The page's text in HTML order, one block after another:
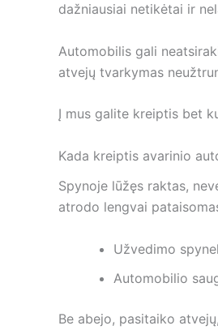
dažniausiai netikėtai ir
Automobilis gali
atvejų tvarkymas
Į mus galite kreiptis bet
Kada kreiptis avarinio
Spynoje lūžęs raktas,
atrodo lengvai
Užvedimo
Automobilio
Be abejo, pasitaiko